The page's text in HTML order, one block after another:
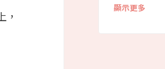
顯示更多